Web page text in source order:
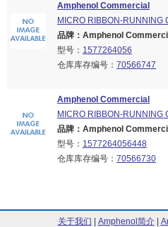
Amphenol Commercial
MICRO RIBBON-RUNNING
品牌：Amphenol
型号： 1577264056
仓库库存编号： 70566747
Amphenol Commercial
MICRO RIBBON-RUNNING
品牌：Amphenol
型号： 1577264056448
仓库库存编号： 70566730
关于我们 Amphenol简介|